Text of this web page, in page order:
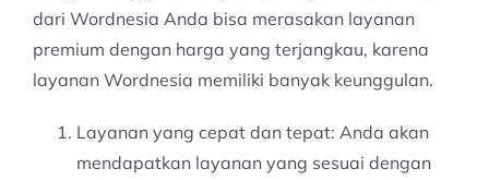
dari Wordnesia Anda bisa merasakan layanan
premium dengan harga yang terjangkau, karena
layanan Wordnesia memiliki banyak keunggulan.
Layanan yang cepat dan tepat: Anda akan
mendapatkan layanan yang sesuai dengan